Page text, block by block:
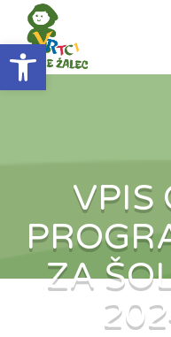
Open toolbar
VPIS
ZA